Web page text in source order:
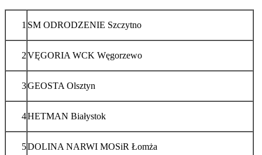
1 SM ODRODZENIE Szczytno
2VĘGORIA WCK Węgorzewo
3GEOSTA Olsztyn
4HETMAN Białystok
5DOLINA NARWI MOSiR Łomża